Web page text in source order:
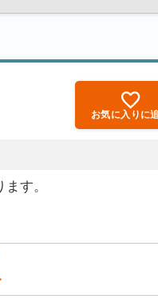
お気に入りに
す。